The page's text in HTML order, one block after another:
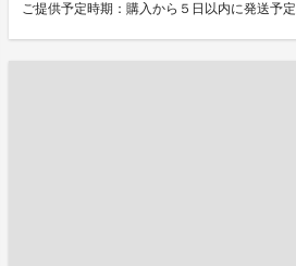
ご提供予定時期：購入から５日以内に発送予定